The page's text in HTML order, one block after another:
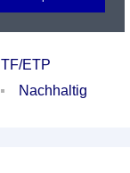
ETP
Nachhaltig